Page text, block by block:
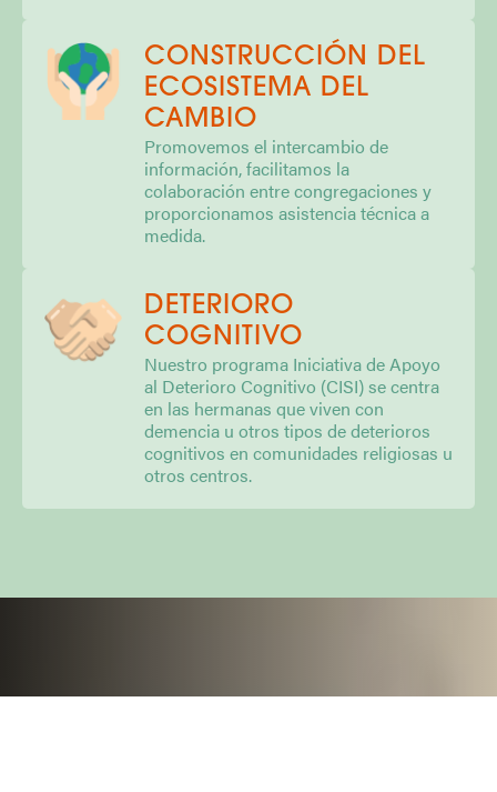
CONSTRUCCIÓN DEL
ECOSISTEMA DEL
CAMBIO
Promovemos el intercambio de
información, facilitamos la
colaboración entre congregaciones y
proporcionamos asistencia técnica a
medida.
DETERIORO
COGNITIVO
Nuestro programa Iniciativa de Apoyo
al Deterioro Cognitivo (CISI) se centra
en las hermanas que viven con
demencia u otros tipos de deterioros
cognitivos en comunidades religiosas u
otros centros.